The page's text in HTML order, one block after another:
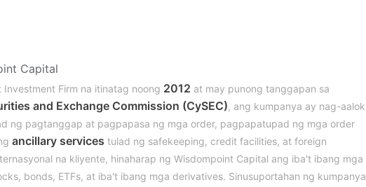
Capital
Firm na itinatag noong 2012 at may punong tanggapan sa
and Exchange Commission (CySEC), ang kumpanya ay nag-aalok
ng pagtanggap at pagpapasa ng mga order, pagpapatupad ng mga order
ancillary services tulad ng safekeeping, credit facilities, at foreign
na kliyente, hinaharap ng Wisdompoint Capital ang iba't ibang mga
bonds, ETFs, at iba't ibang mga derivatives. Sinusuportahan ng kumpanya